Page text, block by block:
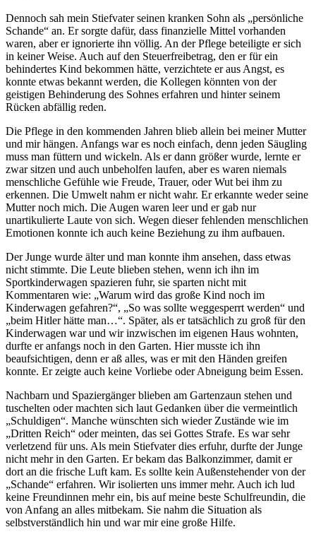
Dennoch sah mein Stiefvater seinen kranken Sohn als
persönliche
Schande
an. Er sorgte dafür, dass finanzielle Mittel vorhanden
waren, aber er ignorierte ihn völlig. An der Pflege beteiligte er sich
in keiner Weise. Auch auf den Steuerfreibetrag, den er für ein
behindertes Kind bekommen hätte, verzichtete er aus Angst, es
konnte etwas bekannt werden, die Kollegen könnten von der
geistigen Behinderung des Sohnes erfahren und hinter seinem
Rücken abfällig reden.
Die Pflege in den kommenden Jahren blieb allein bei meiner Mutter
und mir hängen. Anfangs war es noch einfach, denn jeden Säugling
muss man füttern und wickeln. Als er dann größer wurde, lernte er
zwar sitzen und auch unbeholfen laufen, aber es waren niemals
menschliche Gefühle wie Freude, Trauer, oder Wut bei ihm zu
erkennen. Die Umwelt nahm er nicht wahr. Er erkannte weder seine
Mutter noch mich. Die Augen waren leer und er gab nur
unartikulierte Laute von sich. Wegen dieser fehlenden menschlichen
Emotionen konnte ich auch keine Beziehung zu ihm aufbauen.
Der Junge wurde älter und man konnte ihm ansehen, dass etwas
nicht stimmte. Die Leute blieben stehen, wenn ich ihn im
Sportkinderwagen spazieren fuhr, sie sparten nicht mit
Kommentaren wie:
Warum wird das große Kind noch im
Kinderwagen gefahren? , So was sollte weggesperrt werden
und
beim Hitler hätte man… . Später, als er tatsächlich zu groß für den
Kinderwagen war und wir inzwischen im eigenen Haus wohnten,
durfte er anfangs noch in den Garten. Hier musste ich ihn
beaufsichtigen, denn er aß alles, was er mit den Händen greifen
konnte. Er zeigte auch keine Vorliebe oder Abneigung beim Essen.
Nachbarn und Spaziergänger blieben am Gartenzaun stehen und
tuschelten oder machten sich laut Gedanken über die vermeintlich
Schuldigen . Manche wünschten sich wieder Zustände wie im
Dritten Reich
oder meinten, das sei Gottes Strafe. Es war sehr
verletzend für uns. Als mein Stiefvater dies erfuhr, durfte der Junge
nicht mehr in den Garten. Er bekam das Balkonzimmer, damit er
dort an die frische Luft kam. Es sollte kein Außenstehender von der
Schande
erfahren. Wir isolierten uns immer mehr. Auch ich lud
keine Freundinnen mehr ein, bis auf meine beste Schulfreundin, die
von Anfang an alles mitbekam. Sie nahm die Situation als
selbstverständlich hin und war mir eine große Hilfe.